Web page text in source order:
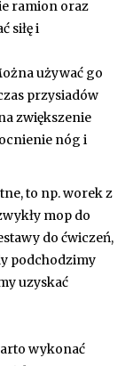
ramion oraz
siłę i
używać go
przysiadów
zwiększenie
nóg i
to np. worek z
mop do
do ćwiczeń,
podchodzimy
uzyskać
wykonać